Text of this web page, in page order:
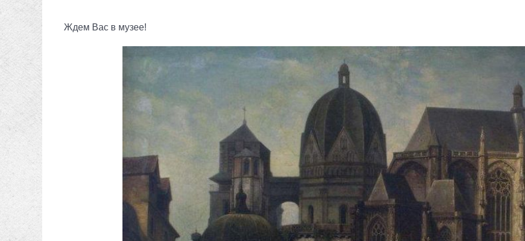
Ждем Вас в музее!